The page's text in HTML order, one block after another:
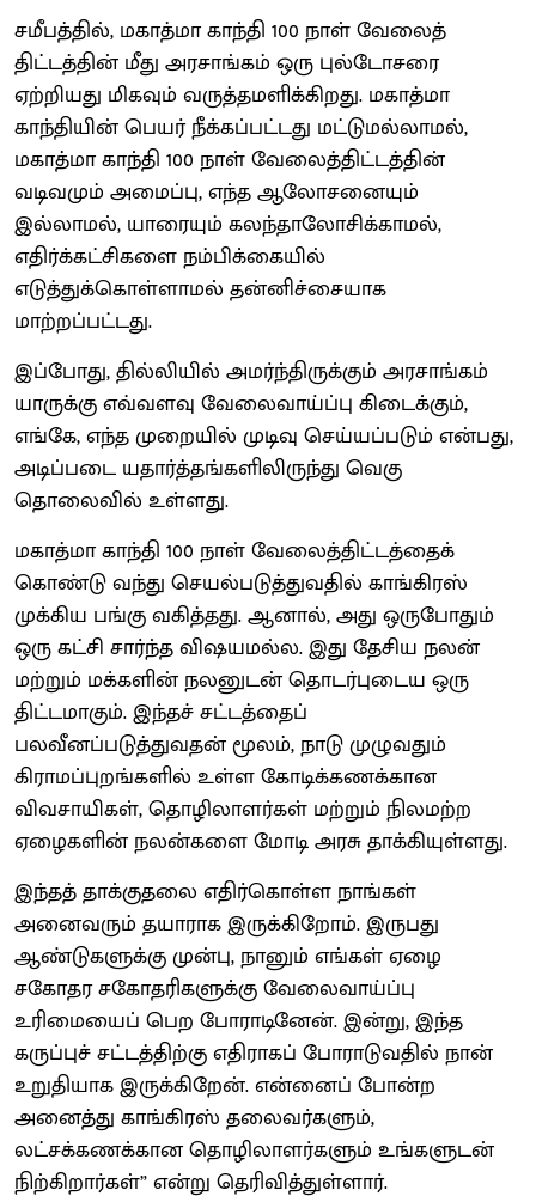
சமீபத்தில், மகாத்மா காந்தி 100 நாள் வேலைத்
திட்டத்தின் மீது அரசாங்கம் ஒரு புல்டோசரை
ஏற்றியது மிகவும் வருத்தமளிக்கிறது. மகாத்மா
காந்தியின் பெயர் நீக்கப்பட்டது மட்டுமல்லாமல்,
மகாத்மா காந்தி 100 நாள் வேலைத்திட்டத்தின்
வடிவமும் அமைப்பு, எந்த ஆலோசனையும்
இல்லாமல், யாரையும் கலந்தாலோசிக்காமல்,
எதிர்க்கட்சிகளை நம்பிக்கையில்
எடுத்துக்கொள்ளாமல் தன்னிச்சையாக
மாற்றப்பட்டது.
இப்போது, ​தில்லியில் அமர்ந்திருக்கும் அரசாங்கம்
யாருக்கு எவ்வளவு வேலைவாய்ப்பு கிடைக்கும்,
எங்கே, எந்த முறையில் முடிவு செய்யப்படும் என்பது,
அடிப்படை யதார்த்தங்களிலிருந்து வெகு
தொலைவில் உள்ளது.
மகாத்மா காந்தி 100 நாள் வேலைத்திட்டத்தைக்
கொண்டு வந்து செயல்படுத்துவதில் காங்கிரஸ்
முக்கிய பங்கு வகித்தது. ஆனால், அது ஒருபோதும்
ஒரு கட்சி சார்ந்த விஷயமல்ல. இது தேசிய நலன்
மற்றும் மக்களின் நலனுடன் தொடர்புடைய ஒரு
திட்டமாகும். இந்தச் சட்டத்தைப்
பலவீனப்படுத்துவதன் மூலம், நாடு முழுவதும்
கிராமப்புறங்களில் உள்ள கோடிக்கணக்கான
விவசாயிகள், தொழிலாளர்கள் மற்றும் நிலமற்ற
ஏழைகளின் நலன்களை மோடி அரசு தாக்கியுள்ளது.
இந்தத் தாக்குதலை எதிர்கொள்ள நாங்கள்
அனைவரும் தயாராக இருக்கிறோம். இருபது
ஆண்டுகளுக்கு முன்பு, நானும் எங்கள் ஏழை
சகோதர சகோதரிகளுக்கு வேலைவாய்ப்பு
உரிமையைப் பெற போராடினேன். இன்று, இந்த
கருப்புச் சட்டத்திற்கு எதிராகப் போராடுவதில் நான்
உறுதியாக இருக்கிறேன். என்னைப் போன்ற
அனைத்து காங்கிரஸ் தலைவர்களும்,
லட்சக்கணக்கான தொழிலாளர்களும் உங்களுடன்
நிற்கிறார்கள்” என்று தெரிவித்துள்ளார்.